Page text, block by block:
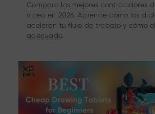
Compara los mejores controladores
video en 2026. Aprende cómo los
aceleran tu flujo de trabajo y cómo
adecuado.
Jul 08,2026